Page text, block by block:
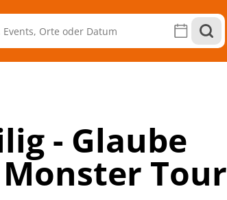
- Glaube
Tour